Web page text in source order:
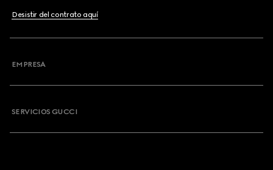
Desistir del contrato aquí
EMPRESA
SERVICIOS GUCCI